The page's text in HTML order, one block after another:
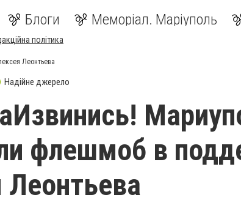
Блоги Меморіал. Маріуполь
політика
Леонтьева
Надійне джерело
флешмоб в
Леонтьева